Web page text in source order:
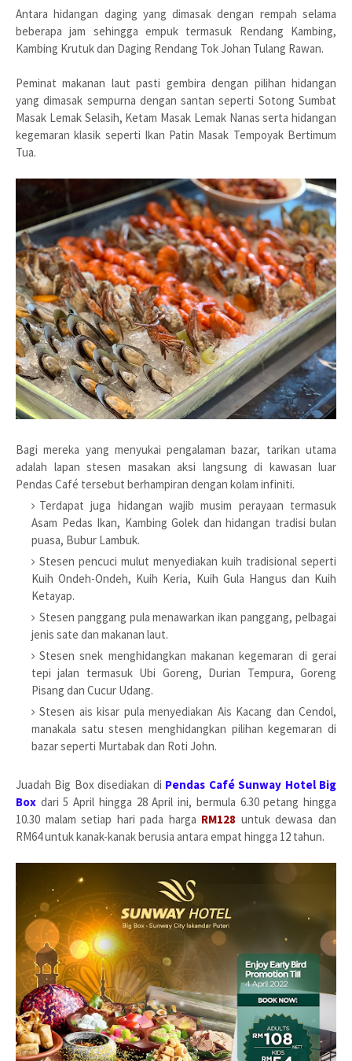
Antara hidangan daging yang dimasak dengan rempah selama
beberapa jam sehingga empuk termasuk Rendang Kambing,
Kambing Krutuk dan Daging Rendang Tok Johan Tulang Rawan.
Peminat makanan laut pasti gembira dengan pilihan hidangan
yang dimasak sempurna dengan santan seperti Sotong Sumbat
Masak Lemak Selasih, Ketam Masak Lemak Nanas serta hidangan
kegemaran klasik seperti Ikan Patin Masak Tempoyak Bertimum
Tua.
Bagi mereka yang menyukai pengalaman bazar, tarikan utama
adalah lapan stesen masakan aksi langsung di kawasan luar
Pendas Café tersebut berhampiran dengan kolam infiniti.
Terdapat juga hidangan wajib musim perayaan termasuk
Asam Pedas Ikan, Kambing Golek dan hidangan tradisi bulan
puasa, Bubur Lambuk.
Stesen pencuci mulut menyediakan kuih tradisional seperti
Kuih Ondeh-Ondeh, Kuih Keria, Kuih Gula Hangus dan Kuih
Ketayap.
Stesen panggang pula menawarkan ikan panggang, pelbagai
jenis sate dan makanan laut.
Stesen snek menghidangkan makanan kegemaran di gerai
tepi jalan termasuk Ubi Goreng, Durian Tempura, Goreng
Pisang dan Cucur Udang.
Stesen ais kisar pula menyediakan Ais Kacang dan Cendol,
manakala satu stesen menghidangkan pilihan kegemaran di
bazar seperti Murtabak dan Roti John.
Juadah Big Box disediakan di Pendas Café Sunway Hotel Big
Box dari 5 April hingga 28 April ini, bermula 6.30 petang hingga
10.30 malam setiap hari pada harga RM128 untuk dewasa dan
RM64 untuk kanak-kanak berusia antara empat hingga 12 tahun.